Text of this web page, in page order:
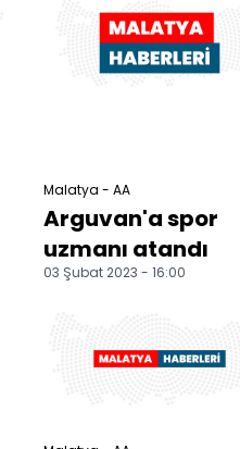
Malatya - AA
Arguvan'a spor
uzmanı atandı
03 Şubat 2023 - 16:00